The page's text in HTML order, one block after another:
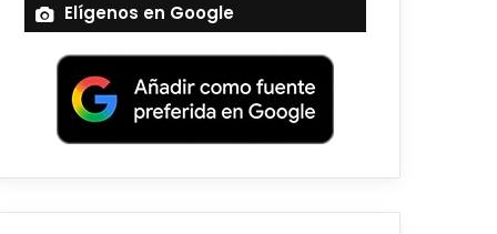
Elígenos en Google